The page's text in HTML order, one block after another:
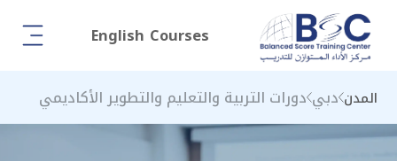
English Courses
المدن دبي دورات التربية والتعليم والتطوير الأكاديمي